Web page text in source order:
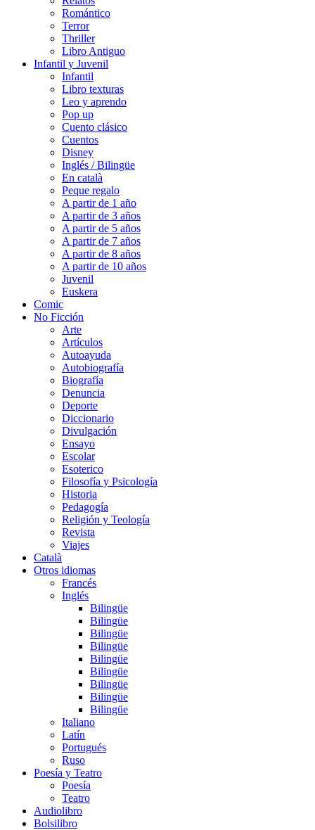
Romántico
Terror
Thriller
Libro Antiguo
Infantil y Juvenil
Infantil
Libro texturas
Leo y aprendo
Pop up
Cuento clásico
Cuentos
Disney
Inglés / Bilingüe
En català
Peque regalo
A partir de 1 año
A partir de 3 años
A partir de 5 años
A partir de 7 años
A partir de 8 años
A partir de 10 años
Juvenil
Euskera
Comic
No Ficción
Arte
Artículos
Autoayuda
Autobiografía
Biografía
Denuncia
Deporte
Diccionario
Divulgación
Ensayo
Escolar
Esoterico
Filosofía y Psicología
Historia
Pedagogía
Religión y Teología
Revista
Viajes
Català
Otros idiomas
Francés
Inglés
Bilingüe
Bilingüe
Bilingüe
Bilingüe
Bilingüe
Bilingüe
Bilingüe
Bilingüe
Bilingüe
Italiano
Latín
Portugués
Ruso
Poesía y Teatro
Poesía
Teatro
Audiolibro
Bolsilibro